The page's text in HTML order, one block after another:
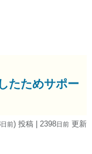
たためサポー
日前) 投稿 | 2398日前 更新